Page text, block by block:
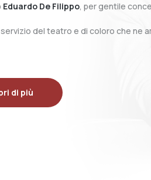
Eduardo De Filippo, per gentile
del teatro e di coloro che ne
di più